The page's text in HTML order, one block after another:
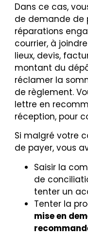
Dans ce cas,
de demande de
réparations
courrier, à
lieux, devis,
montant du
réclamer la
de règlement.
lettre en
réception, pour
Si malgré votre
de payer, vous
Saisir la
de
tenter un
Tenter la
mise en